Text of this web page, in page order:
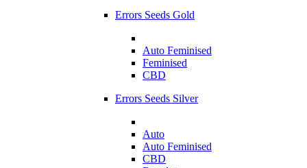
Errors Seeds Gold
Auto Feminised
Feminised
CBD
Errors Seeds Silver
Auto
Auto Feminised
CBD